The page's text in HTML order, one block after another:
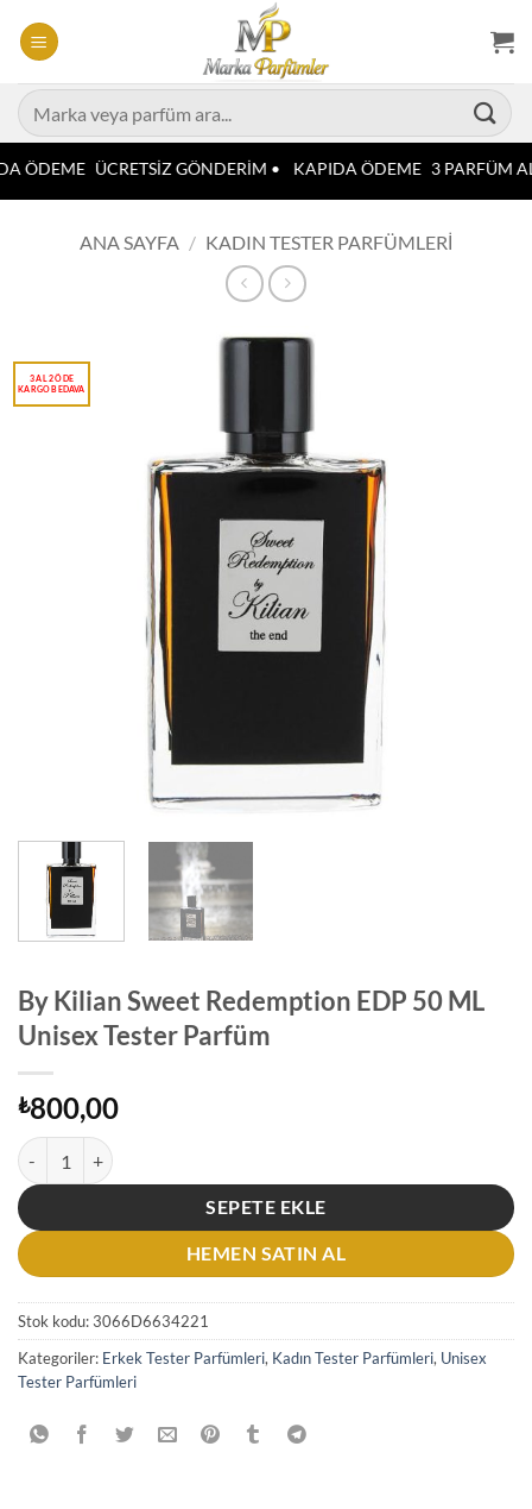
atla
Ara:
ÖDEME ÜCRETSİZ GÖNDERİM • KAPIDA ÖDEME 3 PARFÜM
ANA SAYFA / KADIN TESTER PARFÜMLERI
By Kilian Sweet Redemption EDP 50 ML
Unisex Tester Parfüm
₺800,00
By Kilian Sweet Redemption EDP 50 ML Unisex Tester Parfüm adet
SEPETE EKLE
HEMEN SATIN AL
Stok kodu:3066D6634221
Kategoriler: Erkek Tester Parfümleri, Kadın Tester Parfümleri, Unisex
Tester Parfümleri